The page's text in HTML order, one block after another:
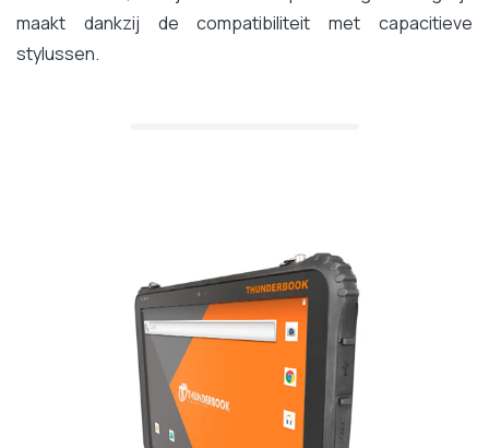
maakt dankzij de compatibiliteit met capacitieve
stylussen.